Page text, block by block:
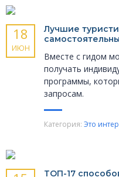
18
ИЮН
Лучшие
Вместе с гидом
получать
программы,
запросам.
Категория: Это
ТОП-17